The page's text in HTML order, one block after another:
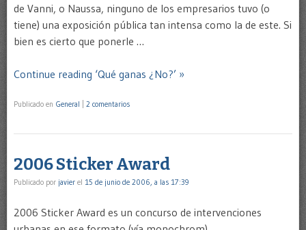
de Vanni, o Naussa, ninguno de los empresarios tuvo (o
tiene) una exposición pública tan intensa como la de este. Si
bien es cierto que ponerle …
Continue reading ‘Qué ganas ¿No?’ »
Publicado en General 2 comentarios
2006 Sticker Award
Publicado por javier el 15 de junio de 2006, a las 17:39
2006 Sticker Award es un concurso de intervenciones